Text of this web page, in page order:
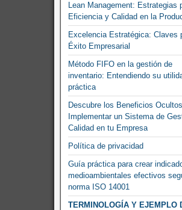
Lean Management: Estrategias
Eficiencia y Calidad en la
Excelencia Estratégica: Claves
Éxito Empresarial
Método FIFO en la gestión de
inventario: Entendiendo su
práctica
Descubre los Beneficios
Implementar un Sistema de
Calidad en tu Empresa
Política de privacidad
Guía práctica para crear
medioambientales efectivos
norma ISO 14001
TERMINOLOGÍA Y EJEMPLO